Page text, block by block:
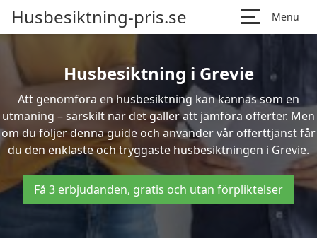
Husbesiktning-pris.se Menu
Husbesiktning i Grevie
Att genomföra en husbesiktning kan kännas som en
utmaning – särskilt när det gäller att jämföra offerter. Men
om du följer denna guide och använder vår offerttjänst får
du den enklaste och tryggaste husbesiktningen i Grevie.
Få 3 erbjudanden, gratis och utan förpliktelser